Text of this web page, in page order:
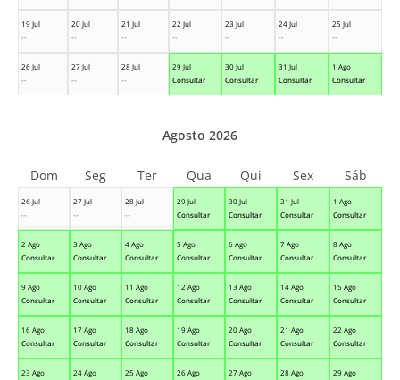
19 Jul
--
20 Jul
--
21 Jul
--
22 Jul
--
23 Jul
--
24 Jul
--
25 Jul
--
26 Jul
--
27 Jul
--
28 Jul
--
29 Jul
Consultar
30 Jul
Consultar
31 Jul
Consultar
1 Ago
Consultar
26 Jul
--
27 Jul
--
28 Jul
--
29 Jul
Consultar
30 Jul
Consultar
31 Jul
Consultar
1 Ago
Consultar
2 Ago
Consultar
3 Ago
Consultar
4 Ago
Consultar
5 Ago
Consultar
6 Ago
Consultar
7 Ago
Consultar
8 Ago
Consultar
9 Ago
Consultar
10 Ago
Consultar
11 Ago
Consultar
12 Ago
Consultar
13 Ago
Consultar
14 Ago
Consultar
15 Ago
Consultar
16 Ago
Consultar
17 Ago
Consultar
18 Ago
Consultar
19 Ago
Consultar
20 Ago
Consultar
21 Ago
Consultar
22 Ago
Consultar
23 Ago
24 Ago
25 Ago
26 Ago
27 Ago
28 Ago
29 Ago
Agosto 2026
Dom Seg Ter Qua Qui Sex Sáb